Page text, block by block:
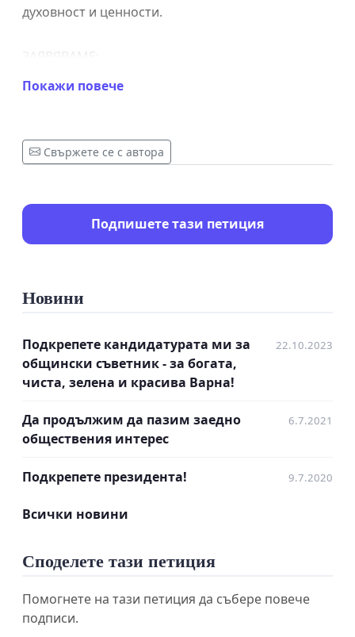
духовност и ценности.
финансиране принуждава Ансамбъла да се
променя в посока, която би го
основната ценност – запазване и
съхраняване на българския дух, автентичност и
финансиране за държавния
дейността разходи – заплати,
озвучаване, костюми и всичко, необходимо за
спокойна творческа работа.
3. Да се изгради или предостави за безвъзмездно
ползване концертна зала,
представя своята работа в София.
концертната дейност извън
хора заслужават да се
докосват до българското фолклорно изкуство,
поднесено по уникален
Покажи повече
Свържете се с автора
Подпишете тази петиция
Новини
Подкрепете кандидатурата ми за
общински съветник - за богата,
чиста, зелена и красива Варна!
22.10.2023
Да продължим да пазим заедно
обществения интерес
6.7.2021
Подкрепете президента! 9.7.2020
Всички новини
Споделете тази петиция
Помогнете на тази петиция да събере повече
подписи.